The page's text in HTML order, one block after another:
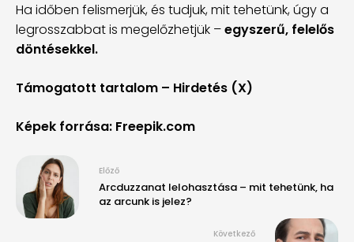
Ha időben felismerjük, és tudjuk, mit tehetünk, úgy a
legrosszabbat is megelőzhetjük –egyszerű, felelős
döntésekkel.
Támogatott tartalom – Hirdetés (X)
Képek forrása: Freepik.com
Előző
Arcduzzanat lelohasztása – mit tehetünk, ha
az arcunk is jelez?
Következő